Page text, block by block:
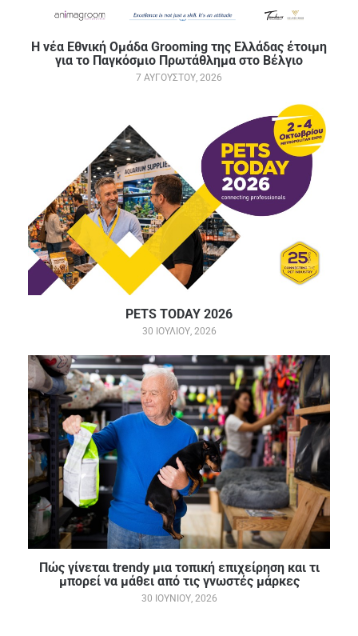
Η νέα Εθνική Ομάδα Grooming της Ελλάδας έτοιμη
για το Παγκόσμιο Πρωτάθλημα στο Βέλγιο
7 ΑΥΓΟΎΣΤΟΥ, 2026
PETS TODAY 2026
30 ΙΟΥΛΊΟΥ, 2026
Πώς γίνεται trendy μια τοπική επιχείρηση και τι
μπορεί να μάθει από τις γνωστές μάρκες
30 ΙΟΥΝΊΟΥ, 2026